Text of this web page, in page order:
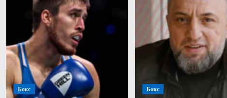
Бокс Бокс